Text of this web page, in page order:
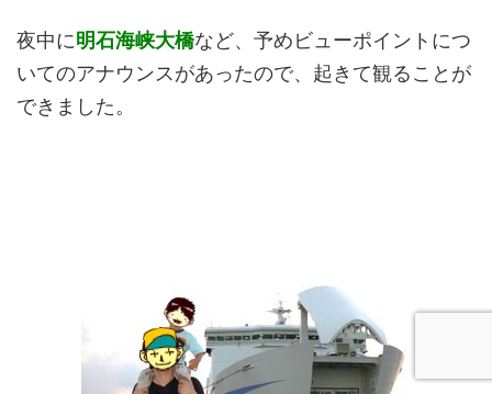
夜中に明石海峡大橋など、予めビューポイントにつ
いてのアナウンスがあったので、起きて観ることが
できました。